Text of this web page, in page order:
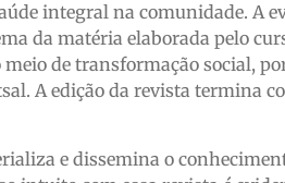
integral na comunidade. A
da matéria elaborada pelo
meio de transformação social,
A edição da revista termina
e dissemina o